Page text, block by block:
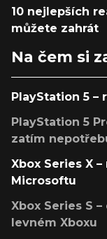
10 nejlepších
můžete zahrát
Na čem si
PlayStation 5 –
PlayStation 5
zatím
Xbox Series X
Microsoftu
Xbox Series S
levném Xboxu